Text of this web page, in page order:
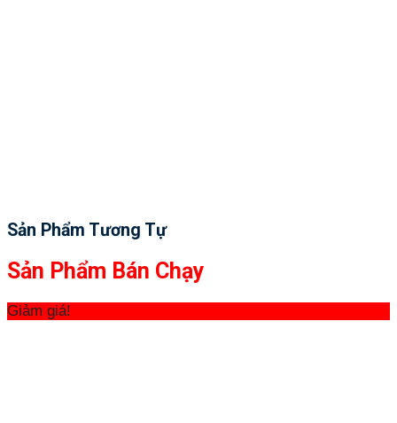
Sản Phẩm Tương Tự
Sản Phẩm Bán Chạy
Giảm giá!